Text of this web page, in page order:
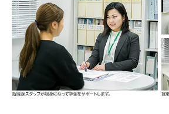
OFFICIAL SNS
南九州大学公式SNS